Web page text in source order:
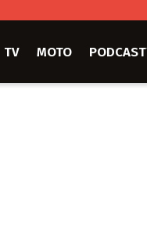
TV MOTO